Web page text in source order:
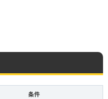
条件